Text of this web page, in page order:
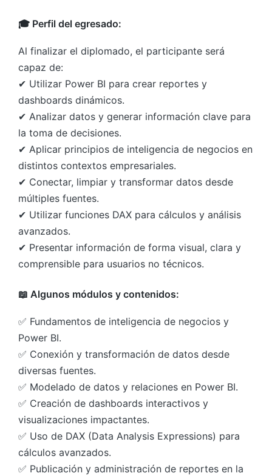
🎓 Perfil del egresado:
Al finalizar el diplomado, el participante será
capaz de:
✔ Utilizar Power BI para crear reportes y
dashboards dinámicos.
✔ Analizar datos y generar información clave para
la toma de decisiones.
✔ Aplicar principios de inteligencia de negocios en
distintos contextos empresariales.
✔ Conectar, limpiar y transformar datos desde
múltiples fuentes.
✔ Utilizar funciones DAX para cálculos y análisis
avanzados.
✔ Presentar información de forma visual, clara y
comprensible para usuarios no técnicos.
📖 Algunos módulos y contenidos:
✅ Fundamentos de inteligencia de negocios y
Power BI.
✅ Conexión y transformación de datos desde
diversas fuentes.
✅ Modelado de datos y relaciones en Power BI.
✅ Creación de dashboards interactivos y
visualizaciones impactantes.
✅ Uso de DAX (Data Analysis Expressions) para
cálculos avanzados.
✅ Publicación y administración de reportes en la